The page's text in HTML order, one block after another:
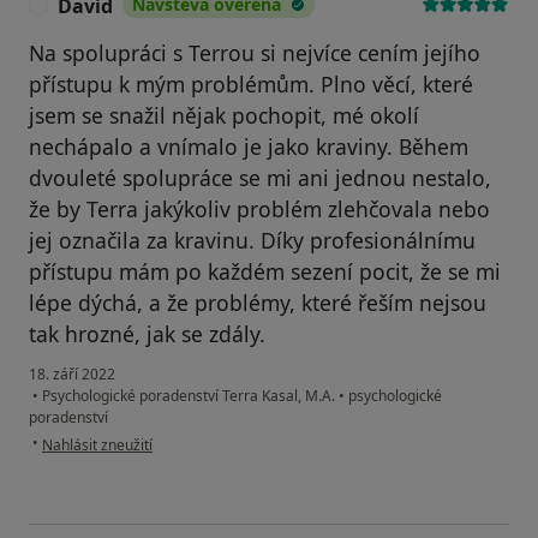
poliklinika, atd.)
David
Na spolupráci s Terrou si nejvíce cením jejího
přístupu k mým problémům. Plno věcí, které
jsem se snažil nějak pochopit, mé okolí
nechápalo a vnímalo je jako kraviny. Během
dvouleté spolupráce se mi ani jednou nestalo,
že by Terra jakýkoliv problém zlehčovala nebo
jej označila za kravinu. Díky profesionálnímu
přístupu mám po každém sezení pocit, že se mi
lépe dýchá, a že problémy, které řeším nejsou
tak hrozné, jak se zdály.
18. září 2022
• Psychologické poradenství Terra Kasal, M.A. • psychologické
poradenství
• podle názoru uživatele David
Nahlásit zneužití